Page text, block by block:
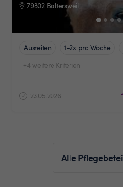
79802 Baltersweil
Ausreiten 1-2x pro Woche
+4 weitere Kriterien
23.05.2026
Alle